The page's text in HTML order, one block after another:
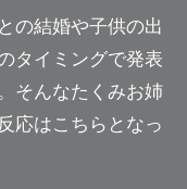
の結婚や子供の出
タイミングで発表
そんなたくみお姉
応はこちらとなっ